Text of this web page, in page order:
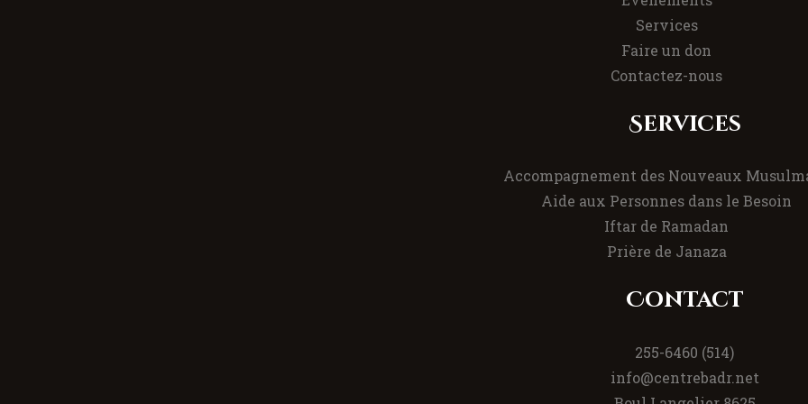
Services
Faire un don
Contactez-nous
Services
Accompagnement des Nouveaux
Aide aux Personnes dans le Besoin
Iftar de Ramadan
Prière de Janaza
Contact
(514) 255-6460
info@centrebadr.net